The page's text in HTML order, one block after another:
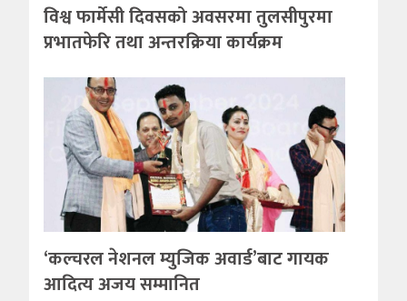
विश्व फार्मेसी दिवसको अवसरमा तुलसीपुरमा
प्रभातफेरि तथा अन्तरक्रिया कार्यक्रम
‘कल्चरल नेशनल म्युजिक अवार्ड’बाट गायक
आदित्य अजय सम्मानित